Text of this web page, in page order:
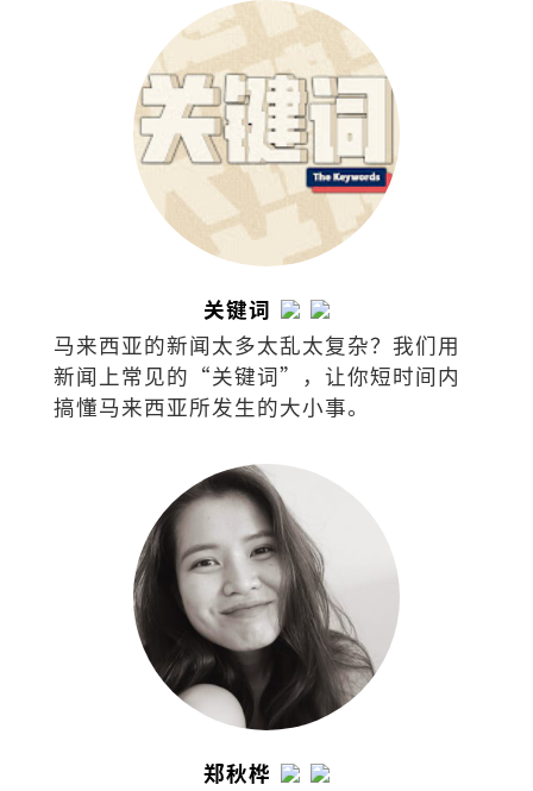
关键词
马来西亚的新闻太多太乱太复杂？我们用
新闻上常见的“关键词”，让你短时间内
搞懂马来西亚所发生的大小事。
郑秋桦